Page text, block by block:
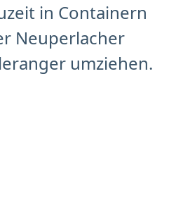
in Containern
Neuperlacher
umziehen.